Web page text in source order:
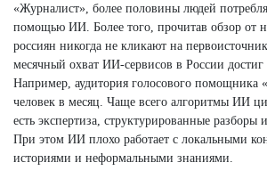
«Журналист», более половины людей
помощью ИИ. Более того, прочитав обзор от
россиян никогда не кликают на
месячный охват ИИ-сервисов в России достиг
Например, аудитория голосового помощника
человек в месяц. Чаще всего алгоритмы ИИ
есть экспертиза, структурированные разборы
При этом ИИ плохо работает с локальными
историями и неформальными знаниями.